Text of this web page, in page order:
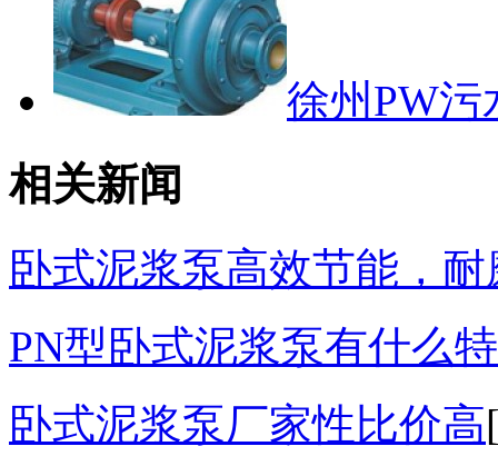
徐州PW污
相关新闻
卧式泥浆泵高效节能，
PN型卧式泥浆泵有什么
卧式泥浆泵厂家性比价高